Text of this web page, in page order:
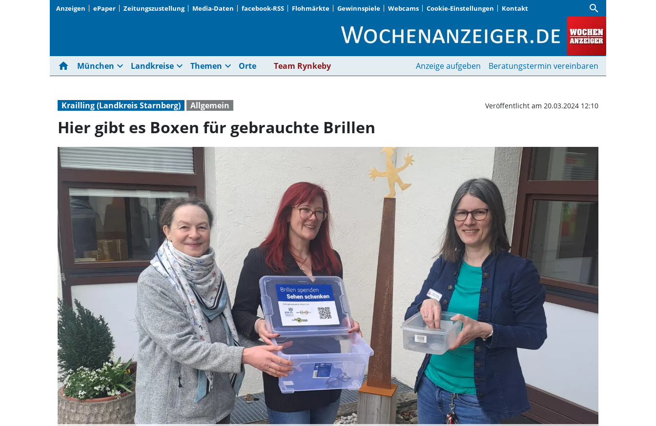
Anzeigen ePaper Zeitungszustellung Media-Daten facebook-RSS Flohmärkte Gewinnspiele Webcams Cookie-Einstellungen Kontakt search
Hier gibt es Boxen für gebrauchte Brillen |
home München expand_more Landkreise expand_more Themen expand_more Orte Team Rynkeby Anzeige aufgeben Beratungstermin vereinbaren
Krailling (Landkreis Starnberg) Allgemein Veröffentlicht am 20.03.2024 12:10
Hier gibt es Boxen für gebrauchte Brillen